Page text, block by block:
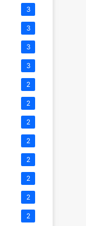
3
3
3
3
2
2
2
2
2
2
2
2